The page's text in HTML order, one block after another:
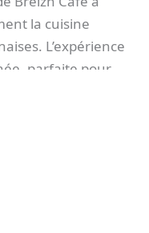
la cuisine
L’expérience
parfaite pour